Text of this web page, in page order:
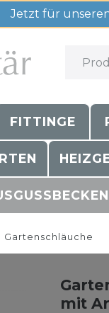
Jetzt für
FITTINGE
Gartenschläuche
mit